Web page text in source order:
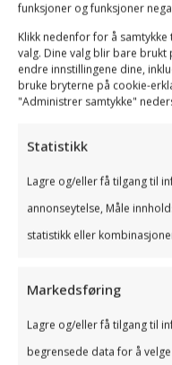
funksjoner og funksjoner
Klikk nedenfor for å
valg. Dine valg blir bare
endre innstillingene dine,
bruke bryterne på cookie-
"Administrer samtykke"
Statistikk
Lagre og/eller få tilgang til
annonseytelse, Måle
statistikk eller
Markedsføring
Lagre og/eller få tilgang til
begrensede data for å
skybaserte
funksjonaliteter
bør ha.
Dette er de viktigste:
Bank + Regnskap:
nettbanken. Når
regnskapet
Dermed sparer du
og effektivt.